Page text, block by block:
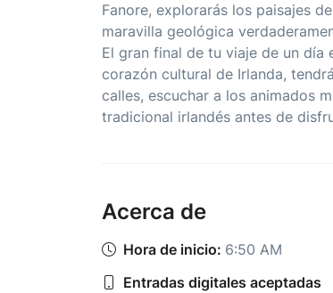
Fanore, explorarás los paisajes
maravilla geológica
El gran final de tu viaje de un día
corazón cultural de Irlanda,
calles, escuchar a los animados
tradicional irlandés antes de
Acerca de
Hora de inicio: 6:50 AM
Entradas digitales aceptadas